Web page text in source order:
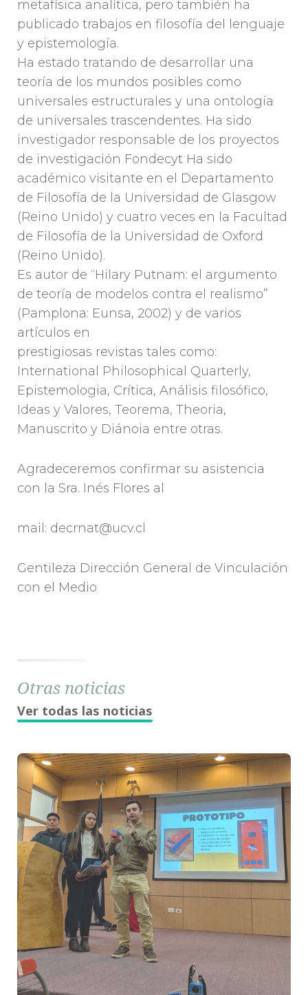
metafísica analítica, pero también ha
publicado trabajos en filosofía del lenguaje
y epistemología.
Ha estado tratando de desarrollar una
teoría de los mundos posibles como
universales estructurales y una ontología
de universales trascendentes. Ha sido
investigador responsable de los proyectos
de investigación Fondecyt Ha sido
académico visitante en el Departamento
de Filosofía de la Universidad de Glasgow
(Reino Unido) y cuatro veces en la Facultad
de Filosofía de la Universidad de Oxford
(Reino Unido).
Es autor de “Hilary Putnam: el argumento
de teoría de modelos contra el realismo”
(Pamplona: Eunsa, 2002) y de varios
artículos en
prestigiosas revistas tales como:
International Philosophical Quarterly,
Epistemologia, Crítica, Análisis filosófico,
Ideas y Valores, Teorema, Theoria,
Manuscrito y Diánoia entre otras.
Agradeceremos confirmar su asistencia
con la Sra. Inés Flores al
mail: decrnat@ucv.cl
Gentileza Dirección General de Vinculación
con el Medio
Otras noticias
Ver todas las noticias